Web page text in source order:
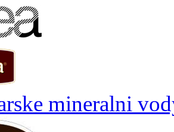
mineralni